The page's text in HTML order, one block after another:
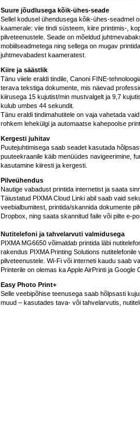
Suure jõudlusega kõik-ühes-seade
Sellel kodusel ühendusega kõik-ühes-seadmel
kaamerale: viie tindi süsteem, kiire printimis-,
pilveteenustele. Seade on mõeldud
mobiilseadmetega ning sellega on mugav
juhtmevabadest kaameratest.
Kiire ja säästlik
Tänu viiele eraldi tindile, Canoni FINE-
terava tekstiga dokumente, mis näevad
kiirusega 15 kujutist/min mustvalgelt ja 9,7
kulub umbes 44 sekundit.
Tänu eraldi tindimahutitele on vaja vahetada
rohkem lehekülgi ja automaatse kahepoolse
Kergesti juhitav
Puutejuhtimisega saab seadet kasutada
puuteekraanile käib menüüdes navigeerimine,
kasutamine kiiresti ja kergesti.
Pilveühendus
Nautige vabadust printida internetist ja saata
Täiustatud PIXMA Cloud Linki abil saab vaid
veebialbumitest, printida/skannida dokumente
Dropbox, ning saata skannitud faile või pilte e-
Nutitelefoni ja tahvelarvuti valmidusega
PIXMA MG6650 võimaldab printida läbi
rakendus PIXMA Printing Solutions
pilveteenustele. Wi-Fi või interneti kaudu saab
Printerile on olemas ka Apple AirPrinti ja Google
Easy Photo Print+
Selle veebipõhise teenusega saab hõlpsasti
muud – kasutades tava- või tahvelarvutis,